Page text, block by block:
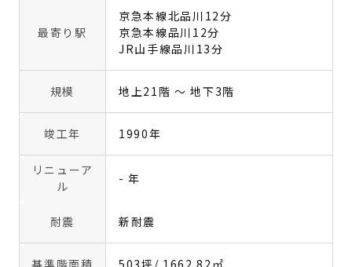
最寄り駅
京急本線北品川12分
京急本線品川12分
JR山手線品川13分
規模 地上21階 〜 地下3階
竣工年 1990年
リニューア
ル
- 年
耐震 新耐震
基準階面積 503坪 / 1662.82㎡